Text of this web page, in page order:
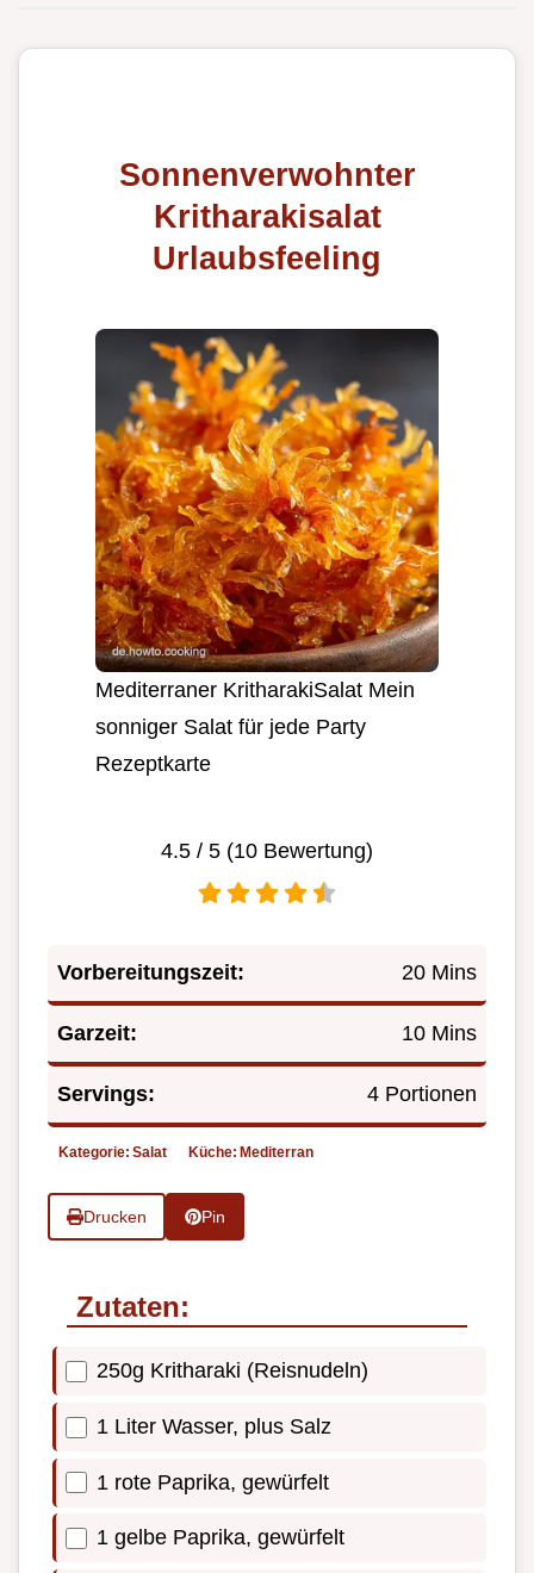
Sonnenverwohnter
Kritharakisalat
Urlaubsfeeling
Mediterraner KritharakiSalat Mein
sonniger Salat für jede Party
Rezeptkarte
4.5 / 5 (10 Bewertung)
Vorbereitungszeit: 20 Mins
Garzeit: 10 Mins
Servings: 4 Portionen
Kategorie: Salat Küche: Mediterran
Drucken Pin
Zutaten:
250g Kritharaki (Reisnudeln)
1 Liter Wasser, plus Salz
1 rote Paprika, gewürfelt
1 gelbe Paprika, gewürfelt